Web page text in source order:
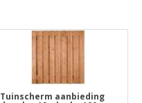
Tuinscherm aanbieding